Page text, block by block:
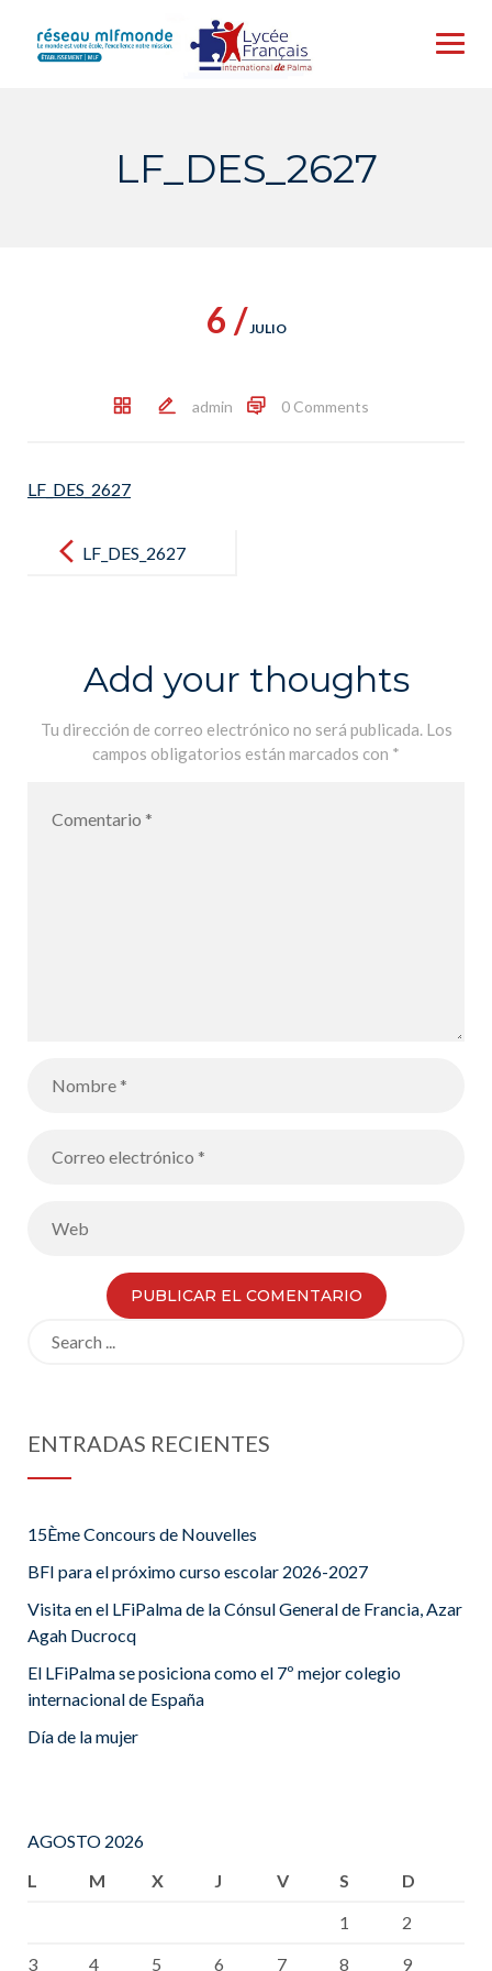
content
LF_DES_2627
6 /JULIO
admin 0 Comments
LF_DES_2627
navigationLF_DES_2627
Add your thoughts
Tu dirección de correo electrónico no será publicada. Los
campos obligatorios están marcados con *
ENTRADAS RECIENTES
15Ème Concours de Nouvelles
BFI para el próximo curso escolar 2026-2027
Visita en el LFiPalma de la Cónsul General de Francia, Azar
Agah Ducrocq
El LFiPalma se posiciona como el 7º mejor colegio
internacional de España
Día de la mujer
AGOSTO 2026
L
M X J V S
D
1
2
3
4 5 6 7 8 9